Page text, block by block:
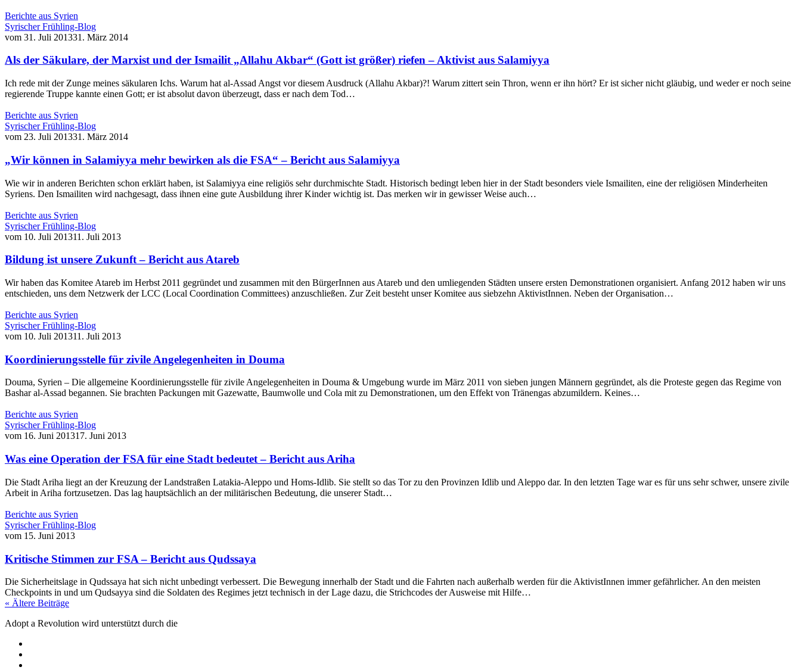
Berichte aus Syrien
Syrischer Frühling-Blog
vom 31. Juli 201331. März 2014
Als der Säkulare, der Marxist und der Ismailit „Allahu Akbar“ (Gott ist größer) riefen – Aktivist aus Salamiyya
Ich rede mit der Zunge meines säkularen Ichs. Warum hat al-Assad Angst vor diesem Ausdruck (Allahu Akbar)?! Warum zittert sein Thron, wenn er ihn hört? Er ist sicher nicht gläubig, und weder er noch seine
regierende Truppe kannte einen Gott; er ist absolut davon überzeugt, dass er nach dem Tod…
Berichte aus Syrien
Syrischer Frühling-Blog
vom 23. Juli 201331. März 2014
„Wir können in Salamiyya mehr bewirken als die FSA“ – Bericht aus Salamiyya
Wie wir in anderen Berichten schon erklärt haben, ist Salamiyya eine religiös sehr durchmischte Stadt. Historisch bedingt leben hier in der Stadt besonders viele Ismailiten, eine der religiösen Minderheiten
Syriens. Den Ismailiten wird nachgesagt, dass ihnen eine gute Ausbildung ihrer Kinder wichtig ist. Das merken wir in gewisser Weise auch…
Berichte aus Syrien
Syrischer Frühling-Blog
vom 10. Juli 201311. Juli 2013
Bildung ist unsere Zukunft – Bericht aus Atareb
Wir haben das Komitee Atareb im Herbst 2011 gegründet und zusammen mit den BürgerInnen aus Atareb und den umliegenden Städten unsere ersten Demonstrationen organisiert. Anfang 2012 haben wir uns
entschieden, uns dem Netzwerk der LCC (Local Coordination Committees) anzuschließen. Zur Zeit besteht unser Komitee aus siebzehn AktivistInnen. Neben der Organisation…
Berichte aus Syrien
Syrischer Frühling-Blog
vom 10. Juli 201311. Juli 2013
Koordinierungsstelle für zivile Angelegenheiten in Douma
Douma, Syrien – Die allgemeine Koordinierungsstelle für zivile Angelegenheiten in Douma & Umgebung wurde im März 2011 von sieben jungen Männern gegründet, als die Proteste gegen das Regime von
Bashar al-Assad begannen. Sie brachten Packungen mit Gazewatte, Baumwolle und Cola mit zu Demonstrationen, um den Effekt von Tränengas abzumildern. Keines…
Berichte aus Syrien
Syrischer Frühling-Blog
vom 16. Juni 201317. Juni 2013
Was eine Operation der FSA für eine Stadt bedeutet – Bericht aus Ariha
Die Stadt Ariha liegt an der Kreuzung der Landstraßen Latakia-Aleppo und Homs-Idlib. Sie stellt so das Tor zu den Provinzen Idlib und Aleppo dar. In den letzten Tage war es für uns sehr schwer, unsere zivile
Arbeit in Ariha fortzusetzen. Das lag hauptsächlich an der militärischen Bedeutung, die unserer Stadt…
Berichte aus Syrien
Syrischer Frühling-Blog
vom 15. Juni 2013
Kritische Stimmen zur FSA – Bericht aus Qudssaya
Die Sicherheitslage in Qudssaya hat sich nicht unbedingt verbessert. Die Bewegung innerhalb der Stadt und die Fahrten nach außerhalb werden für die AktivistInnen immer gefährlicher. An den meisten
Checkpoints in und um Qudsayya sind die Soldaten des Regimes jetzt technisch in der Lage dazu, die Strichcodes der Ausweise mit Hilfe…
« Ältere Beiträge
Adopt a Revolution wird unterstützt durch die